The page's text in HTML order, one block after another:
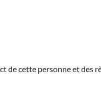
de cette personne et des